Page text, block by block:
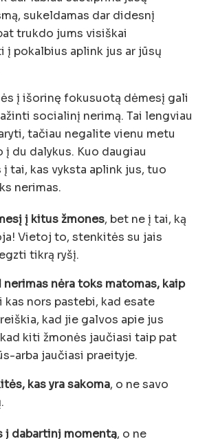
sukeldamas dar didesnį
trukdo jums visiškai
pokalbius aplink jus ar jūsų
į išorinę fokusuotą dėmesį gali
socialinį nerimą. Tai lengviau
tačiau negalite vienu metu
du dalykus. Kuo daugiau
tai, kas vyksta aplink jus, tuo
nerimas.
į kitus žmones, bet ne į tai, ką
Vietoj to, stenkitės su jais
tikrą ryšį.
nėra toks matomas, kaip
kas nors pastebi, kad esate
kad jie galvos apie jus
kiti žmonės jaučiasi taip pat
arba jaučiasi praeityje.
kas yra sakoma, o ne savo
į dabartinį momentą, o ne